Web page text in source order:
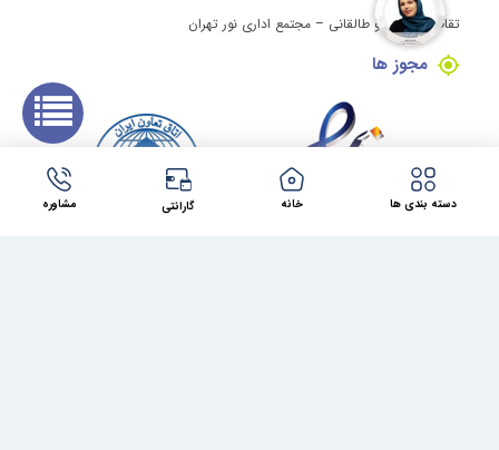
تقاطع ولیعصر و طالقانی – مجتمع اداری نور تهران
مجوز ها
دسته بندی ها خانه گارانتی مشاوره